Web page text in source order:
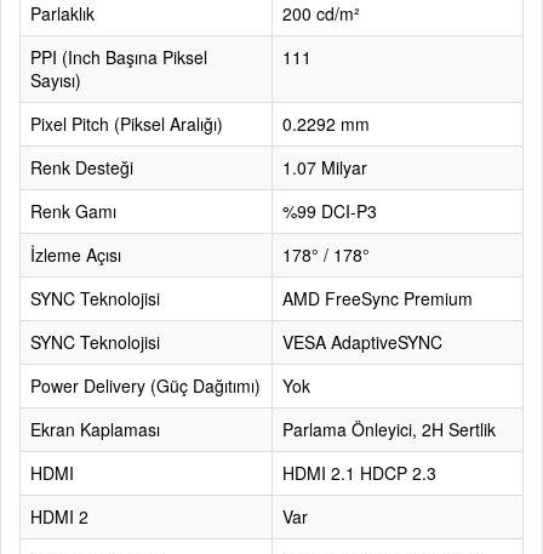
Parlaklık
200 cd/m²
PPI (Inch Başına Piksel
Sayısı)
111
Pixel Pitch (Piksel Aralığı)
0.2292 mm
Renk Desteği
1.07 Milyar
Renk Gamı
%99 DCI-P3
İzleme Açısı
178° / 178°
SYNC Teknolojisi
AMD FreeSync Premium
SYNC Teknolojisi
VESA AdaptiveSYNC
Power Delivery (Güç Dağıtımı)
Yok
Ekran Kaplaması
Parlama Önleyici, 2H Sertlik
HDMI
HDMI 2.1 HDCP 2.3
HDMI 2
Var